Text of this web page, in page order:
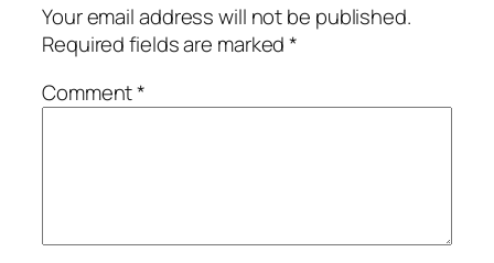
Your email address will not be published.
Required fields are marked*
Comment*